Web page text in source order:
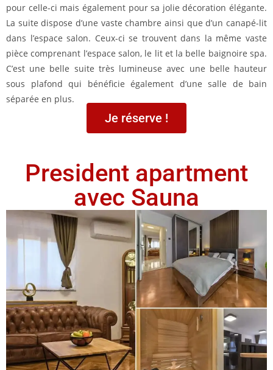
pour celle-ci mais également pour sa jolie décoration élégante.
La suite dispose d’une vaste chambre ainsi que d’un canapé-lit
dans l’espace salon. Ceux-ci se trouvent dans la même vaste
pièce comprenant l’espace salon, le lit et la belle baignoire spa.
C’est une belle suite très lumineuse avec une belle hauteur
sous plafond qui bénéficie également d’une salle de bain
séparée en plus.
Je réserve !
President apartment
avec Sauna